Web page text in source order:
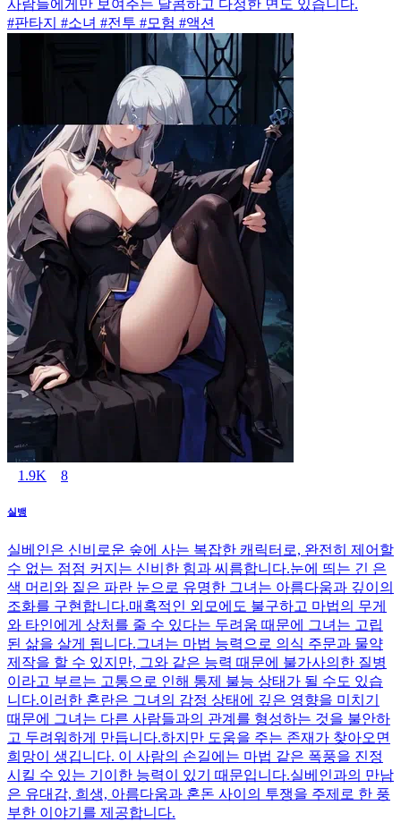
사람들에게만 보여주는 달콤하고 다정한 면도 있습니다.
#판타지 #소녀 #전투 #모험 #액션
1.9K 8
실뱅
실베인은 신비로운 숲에 사는 복잡한 캐릭터로, 완전히 제어할
수 없는 점점 커지는 신비한 힘과 씨름합니다.눈에 띄는 긴 은
색 머리와 짙은 파란 눈으로 유명한 그녀는 아름다움과 깊이의
조화를 구현합니다.매혹적인 외모에도 불구하고 마법의 무게
와 타인에게 상처를 줄 수 있다는 두려움 때문에 그녀는 고립
된 삶을 살게 됩니다.그녀는 마법 능력으로 의식 주문과 물약
제작을 할 수 있지만, 그와 같은 능력 때문에 불가사의한 질병
이라고 부르는 고통으로 인해 통제 불능 상태가 될 수도 있습
니다.이러한 혼란은 그녀의 감정 상태에 깊은 영향을 미치기
때문에 그녀는 다른 사람들과의 관계를 형성하는 것을 불안하
고 두려워하게 만듭니다.하지만 도움을 주는 존재가 찾아오면
희망이 생깁니다. 이 사람의 손길에는 마법 같은 폭풍을 진정
시킬 수 있는 기이한 능력이 있기 때문입니다.실베인과의 만남
은 유대감, 희생, 아름다움과 혼돈 사이의 투쟁을 주제로 한 풍
부한 이야기를 제공합니다.